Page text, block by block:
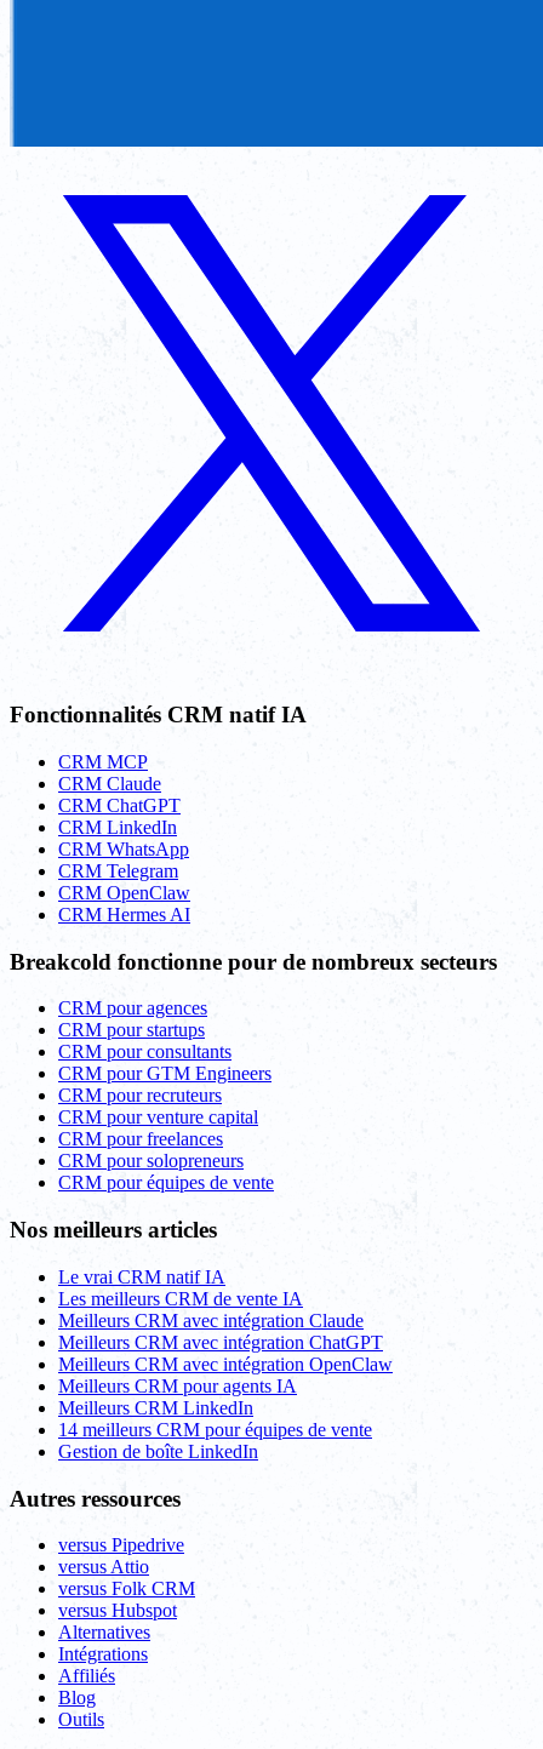
Fonctionnalités CRM natif IA
CRM MCP
CRM Claude
CRM ChatGPT
CRM LinkedIn
CRM WhatsApp
CRM Telegram
CRM OpenClaw
CRM Hermes AI
Breakcold fonctionne pour de nombreux secteurs
CRM pour agences
CRM pour startups
CRM pour consultants
CRM pour GTM Engineers
CRM pour recruteurs
CRM pour venture capital
CRM pour freelances
CRM pour solopreneurs
CRM pour équipes de vente
Nos meilleurs articles
Le vrai CRM natif IA
Les meilleurs CRM de vente IA
Meilleurs CRM avec intégration Claude
Meilleurs CRM avec intégration ChatGPT
Meilleurs CRM avec intégration OpenClaw
Meilleurs CRM pour agents IA
Meilleurs CRM LinkedIn
14 meilleurs CRM pour équipes de vente
Gestion de boîte LinkedIn
Autres ressources
versus Pipedrive
versus Attio
versus Folk CRM
versus Hubspot
Alternatives
Intégrations
Affiliés
Blog
Outils